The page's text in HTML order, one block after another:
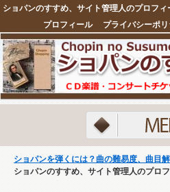
プライバシーポ
プロフィール
ショパンを弾くには？曲の難易度、曲目
ショパンのすすめ、サイト管理人のプロ